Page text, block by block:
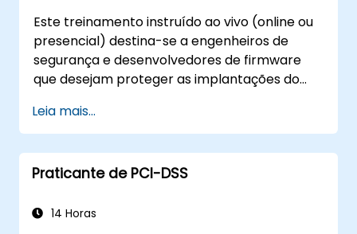
Este treinamento instruído ao vivo (online ou
presencial) destina-se a engenheiros de
segurança e desenvolvedores de firmware
que desejam proteger as implantações do
alteração maliciosa do firmware.
Leia mais...
Praticante de PCI-DSS
14 Horas